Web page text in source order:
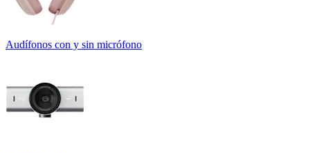
Audífonos con y sin micrófono